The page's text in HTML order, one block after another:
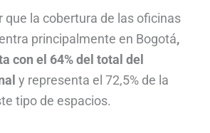
que la cobertura de las oficinas
principalmente en Bogotá,
con el 64% del total del
y representa el 72,5% de la
tipo de espacios.